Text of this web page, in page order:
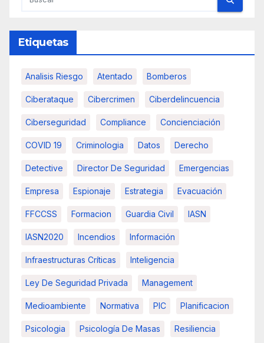
Etiquetas
Analisis Riesgo Atentado Bomberos
Ciberataque Cibercrimen Ciberdelincuencia
Ciberseguridad Compliance Concienciación
COVID 19 Criminologia Datos Derecho
Detective Director De Seguridad Emergencias
Empresa Espionaje Estrategia Evacuación
FFCCSS Formacion Guardia Civil IASN
IASN2020 Incendios Información
Infraestructuras Críticas Inteligencia
Ley De Seguridad Privada Management
Medioambiente Normativa PIC Planificacion
Psicologia Psicología De Masas Resiliencia